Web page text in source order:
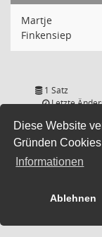
Diese Website
Gründen
Informationen
Ablehnen
Martje
Finkensiep
1 Satz
Letzte